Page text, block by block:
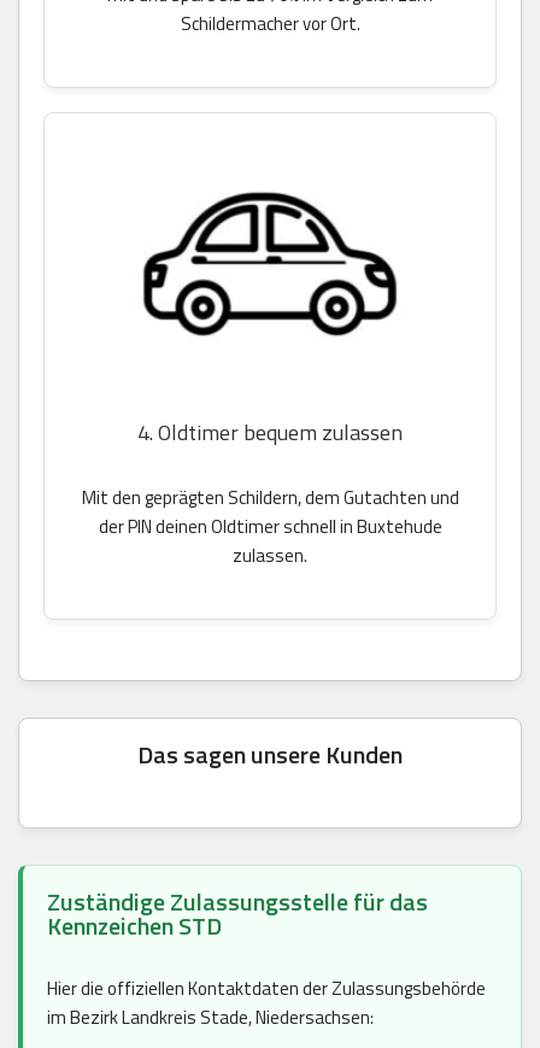
Schildermacher vor Ort.
4. Oldtimer bequem zulassen
Mit den geprägten Schildern, dem Gutachten und
der PIN deinen Oldtimer schnell in Buxtehude
zulassen.
Das sagen unsere Kunden
Zuständige Zulassungsstelle für das
Kennzeichen STD
Hier die offiziellen Kontaktdaten der Zulassungsbehörde
im Bezirk Landkreis Stade, Niedersachsen: